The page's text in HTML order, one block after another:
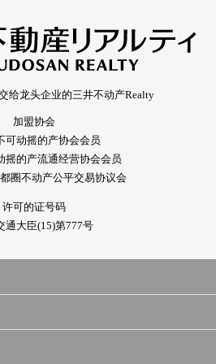
给龙头企业的三井不动产Realty
加盟协会
可动摇的产协会会员
摇的产流通经营协会会员
圈不动产公平交易协议会
许可的证号码
通大臣(15)第777号